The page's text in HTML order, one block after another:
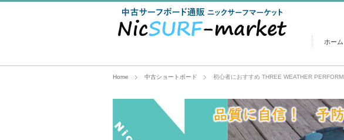
ホーム
Home 中古ショートボード 初心者におすすめ THREE WEATHER